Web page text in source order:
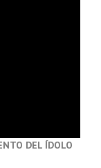
DEL ÍDOLO